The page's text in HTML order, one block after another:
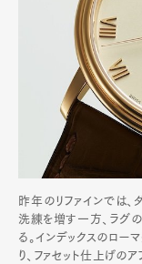
昨年のリファインでは、
洗練を増す一方、ラグ
る。インデックスのロ
り、ファセット仕上げのア